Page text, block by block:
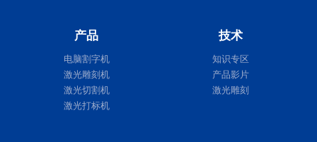
产品
电脑割字机
激光雕刻机
激光切割机
激光打标机
技术
知识专区
产品影片
激光雕刻